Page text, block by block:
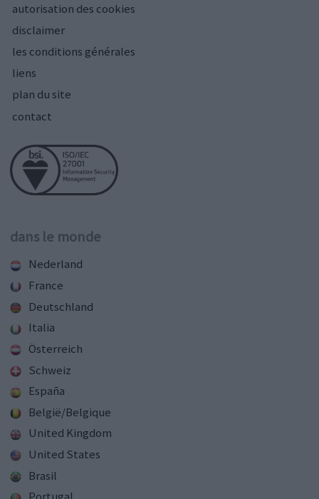
autorisation des cookies
disclaimer
les conditions générales
liens
plan du site
contact
dans le monde
Nederland
France
Deutschland
Italia
Österreich
Schweiz
España
België/Belgique
United Kingdom
United States
Brasil